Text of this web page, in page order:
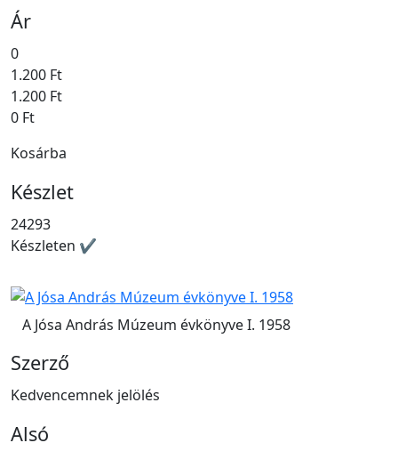
Ár
0
1.200 Ft
1.200 Ft
0 Ft
Kosárba
Készlet
24293
Készleten ✔
A Jósa András Múzeum évkönyve I. 1958
Szerző
Kedvencemnek jelölés
Alsó